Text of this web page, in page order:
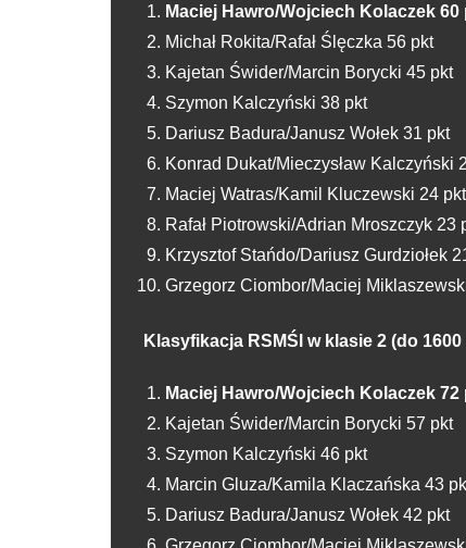
Maciej Hawro/Wojciech Kolaczek 60
Michał Rokita/Rafał Ślęczka 56 pkt
Kajetan Świder/Marcin Borycki 45 pkt
Szymon Kalczyński 38 pkt
Dariusz Badura/Janusz Wołek 31 pkt
Konrad Dukat/Mieczysław Kalczyński
Maciej Watras/Kamil Kluczewski 24 pkt
Rafał Piotrowski/Adrian Mroszczyk 23
Krzysztof Stańdo/Dariusz Gurdziołek
Grzegorz Ciombor/Maciej
Klasyfikacja RSMŚl w klasie 2 (do 1600
Maciej Hawro/Wojciech Kolaczek 72
Kajetan Świder/Marcin Borycki 57 pkt
Szymon Kalczyński 46 pkt
Marcin Gluza/Kamila Klaczańska 43
Dariusz Badura/Janusz Wołek 42 pkt